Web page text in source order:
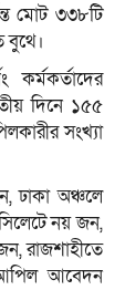
মোট ৩৩৮টি
বুথে।
কর্মকর্তাদের
দিনে ১৫৫
সংখ্যা
ঢাকা অঞ্চলে
নয় জন,
রাজশাহীতে
আবেদন